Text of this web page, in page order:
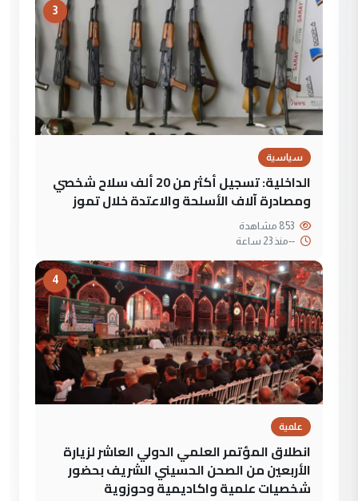
3
سياسية
الداخلية: تسجيل أكثر من 20 ألف سلاح شخصي
ومصادرة آلاف الأسلحة والاعتدة خلال تموز
--منذ 23 ساعة
4
علمية
انطلاق المؤتمر العلمي الدولي العاشر لزيارة
الأربعين من الصحن الحسيني الشريف بحضور
شخصيات علمية واكاديمية وحوزوية